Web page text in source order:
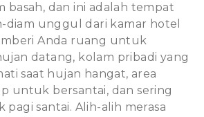
basah, dan ini adalah tempat
diam unggul dari kamar hotel
Anda ruang untuk
datang, kolam pribadi yang
saat hujan hangat, area
untuk bersantai, dan sering
santai. Alih-alih merasa